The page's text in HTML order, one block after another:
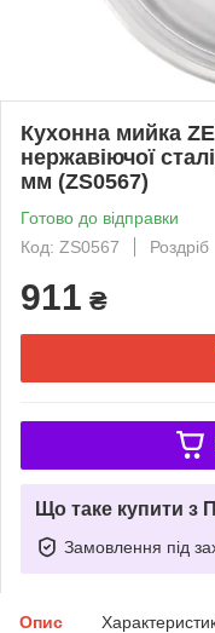
Кухонна мийка
нержавіючої
мм (ZS0567)
Готово до відправки
Код: ZS0567
Роздріб
911 ₴
Що таке купити з
Замовлення під
Опис